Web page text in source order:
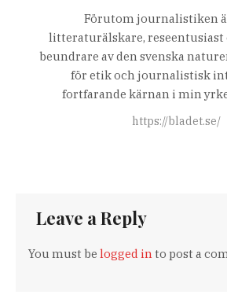
Förutom journalistiken
litteraturälskare, reseentusiast
beundrare av den svenska
för etik och journalistisk
fortfarande kärnan i min
https://bladet.se/
Leave a Reply
You must belogged in to post a